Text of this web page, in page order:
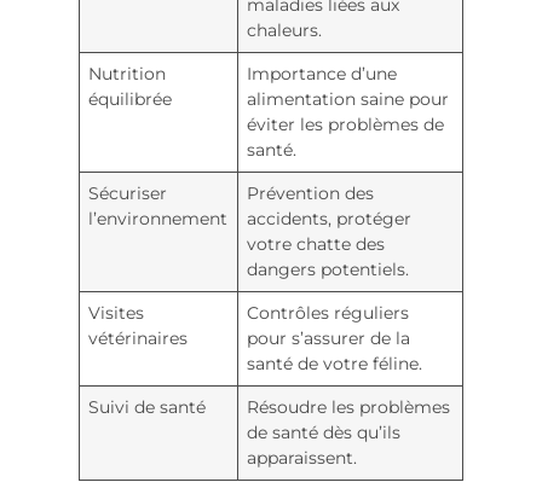
maladies liées aux
chaleurs.
Nutrition
équilibrée
Importance d’une
alimentation saine pour
éviter les problèmes de
santé.
Sécuriser
l’environnement
Prévention des
accidents, protéger
votre chatte des
dangers potentiels.
Visites
vétérinaires
Contrôles réguliers
pour s’assurer de la
santé de votre féline.
Suivi de santé
Résoudre les problèmes
de santé dès qu’ils
apparaissent.